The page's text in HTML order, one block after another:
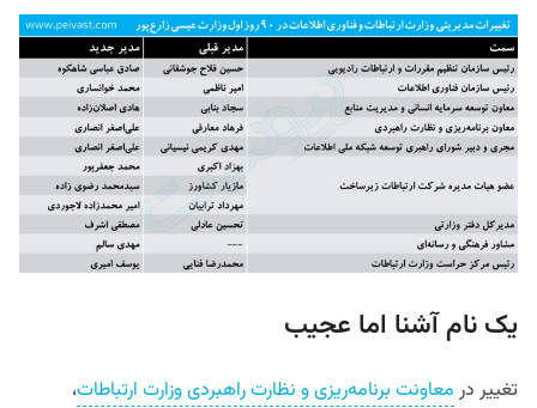
یک نام آشنا اما عجیب
تغییر در معاونت برنامه‌ریزی و نظارت راهبردی وزارت ارتباطات،